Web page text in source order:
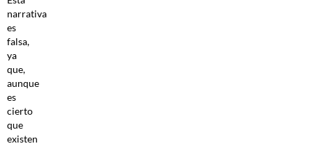
narrativa
es
falsa,
ya
que,
aunque
es
cierto
que
existen